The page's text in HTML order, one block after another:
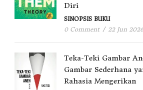
Diri
SINOPSIS BUKU
0 Comment / 22 Jun 2026
Teka-Teki Gambar
Gambar Sederhana
Rahasia Mengerikan